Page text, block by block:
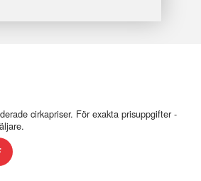
cirkapriser. För exakta prisuppgifter -